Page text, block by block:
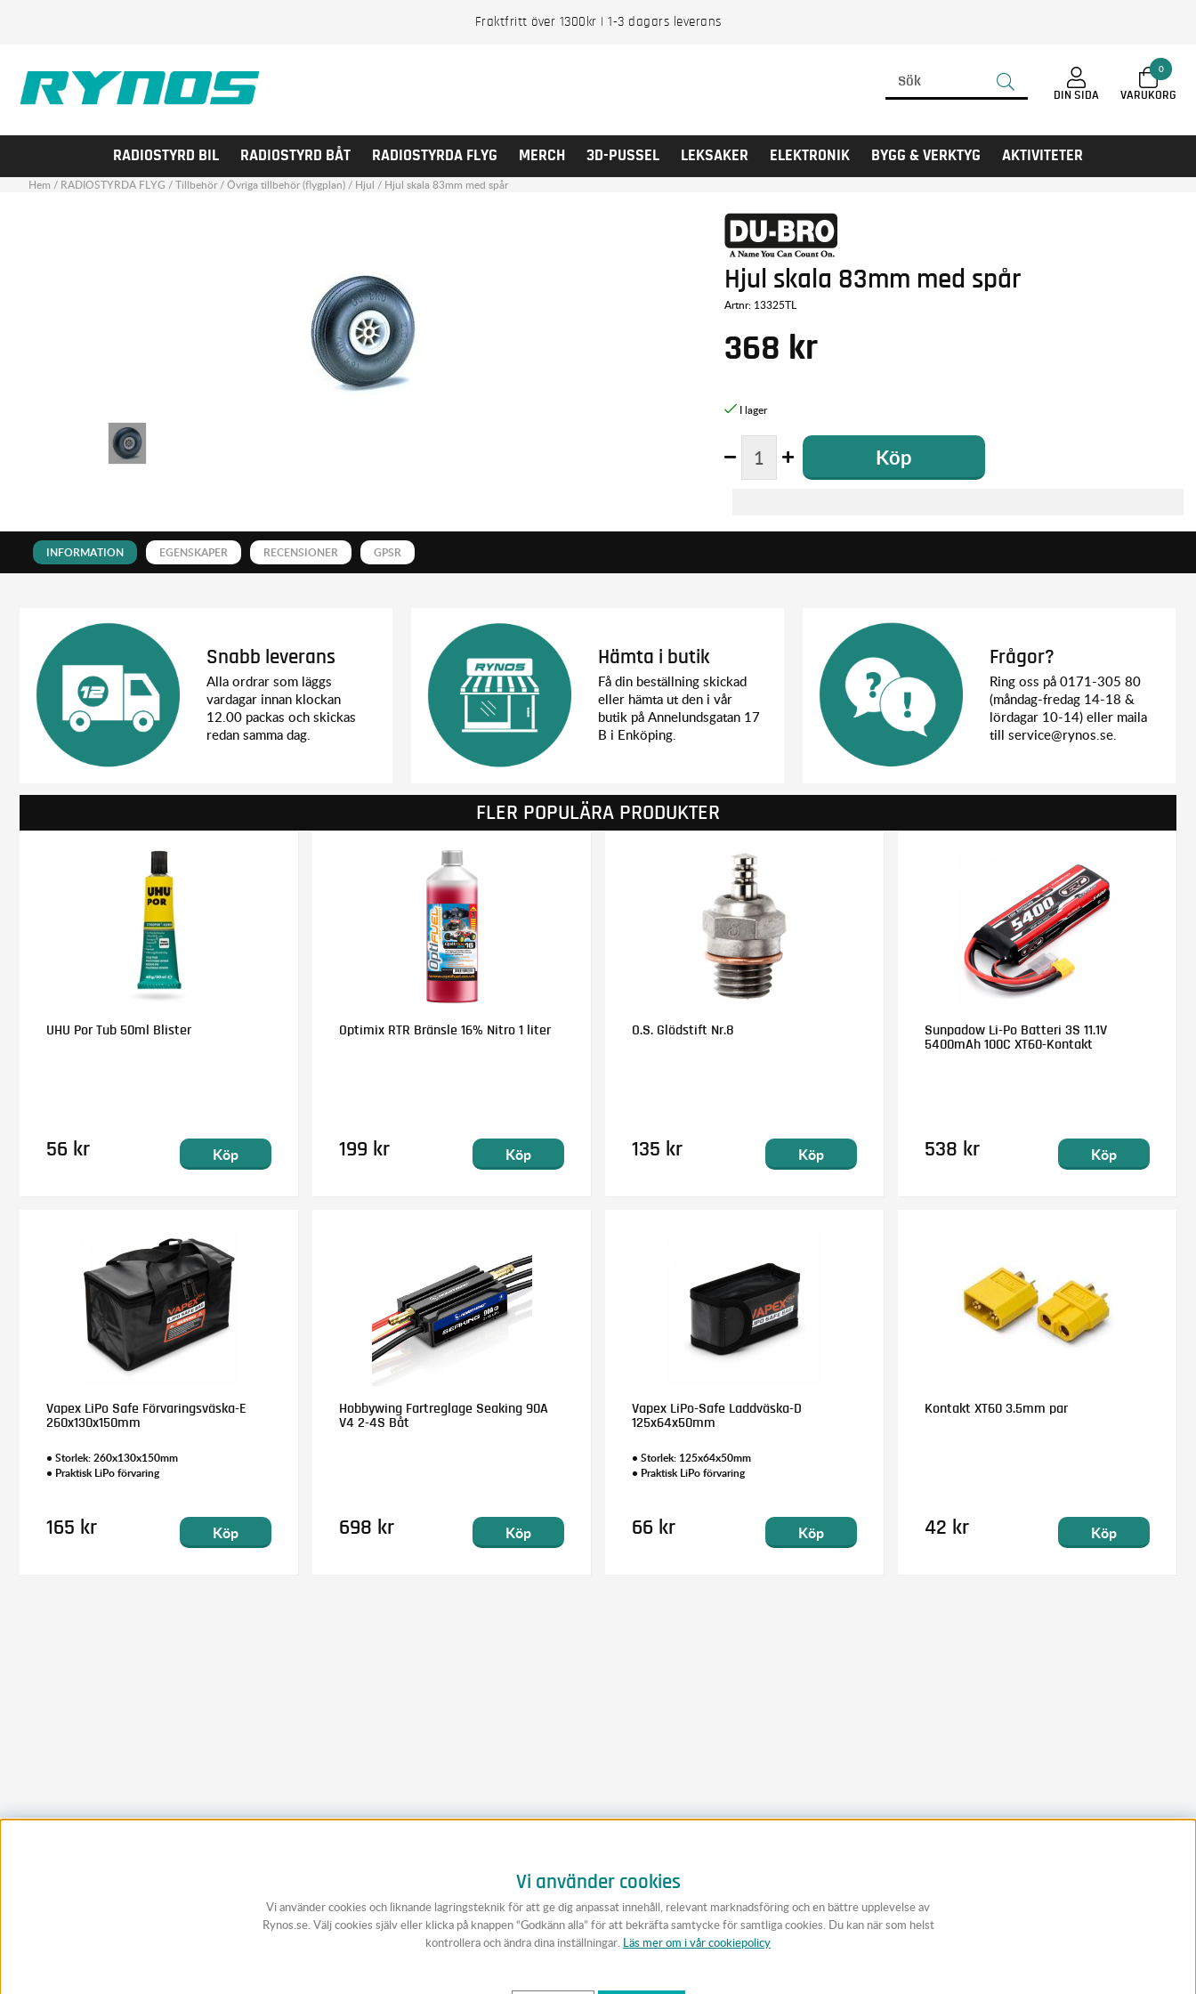
Fraktfritt över 1300kr | 1-3 dagars leverans
0
DIN SIDA
RADIOSTYRD BIL RADIOSTYRD BÅT RADIOSTYRDA FLYG MERCH 3D-PUSSEL LEKSAKER ELEKTRONIK BYGG & VERKTYG AKTIVITETER
Hem / RADIOSTYRDA FLYG /Tillbehör/Övriga tillbehör (flygplan)/ Hjul / Hjul skala 83mm med spår
Hjul skala 83mm med spår
Artnr: 13325TL
368 kr
Köp
INFORMATION EGENSKAPER RECENSIONER GPSR
Snabb leverans
Alla ordrar som läggs
vardagar innan klockan
12.00 packas och skickas
redan samma dag.
Hämta i butik
Få din beställning skickad
eller hämta ut den i vår
butik på Annelundsgatan 17
B i Enköping.
Frågor?
Ring oss på 0171-305 80
(måndag-fredag 14-18 &
lördagar 10-14) eller maila
till service@rynos.se.
FLER POPULÄRA PRODUKTER
UHU Por Tub 50ml Blister
56 kr Köp
Optimix RTR Bränsle 16% Nitro 1 liter
199 kr Köp
O.S. Glödstift Nr.8
135 kr Köp
Sunpadow Li-Po Batteri 3S 11.1V
5400mAh 100C XT60-Kontakt
538 kr Köp
Vapex LiPo Safe Förvaringsväska-E
260x130x150mm
• Storlek: 260x130x150mm
• Praktisk LiPo förvaring
165 kr Köp
Hobbywing Fartreglage Seaking 90A
V4 2-4S Båt
698 kr Köp
Vapex LiPo-Safe Laddväska-D
125x64x50mm
• Storlek: 125x64x50mm
• Praktisk LiPo förvaring
66 kr Köp
Kontakt XT60 3.5mm par
42 kr Köp
Vi använder cookies
Vi använder cookies och liknande lagringsteknik för att ge dig anpassat innehåll, relevant marknadsföring och en bättre upplevelse av
Rynos.se. Välj cookies själv eller klicka på knappen “Godkänn alla” för att bekräfta samtycke för samtliga cookies. Du kan när som helst
kontrollera och ändra dina inställningar. Läs mer om i vår cookiepolicy